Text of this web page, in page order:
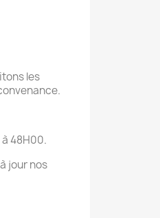
les
48H00.
jour nos